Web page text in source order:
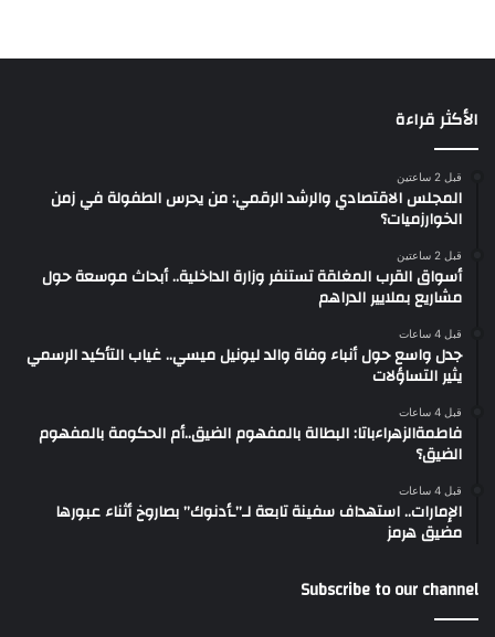
الأكثر قراءة
قبل 2 ساعتين
المجلس الاقتصادي والرشد الرقمي: من يحرس الطفولة في زمن
الخوارزميات؟
قبل 2 ساعتين
أسواق القرب المغلقة تستنفر وزارة الداخلية.. أبحاث موسعة حول
مشاريع بملايير الدراهم
قبل 4 ساعات
جدل واسع حول أنباء وفاة والد ليونيل ميسي.. غياب التأكيد الرسمي
يثير التساؤلات
قبل 4 ساعات
فاطمةالزهراءباتا: البطالة بالمفهوم الضيق..أم الحكومة بالمفهوم
الضيق؟
قبل 4 ساعات
الإمارات.. استهداف سفينة تابعة لـ”ـأدنوك” بصاروخ أثناء عبورها
مضيق هرمز
Subscribe to our channel